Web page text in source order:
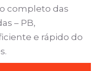
completo das
– PB,
e rápido do